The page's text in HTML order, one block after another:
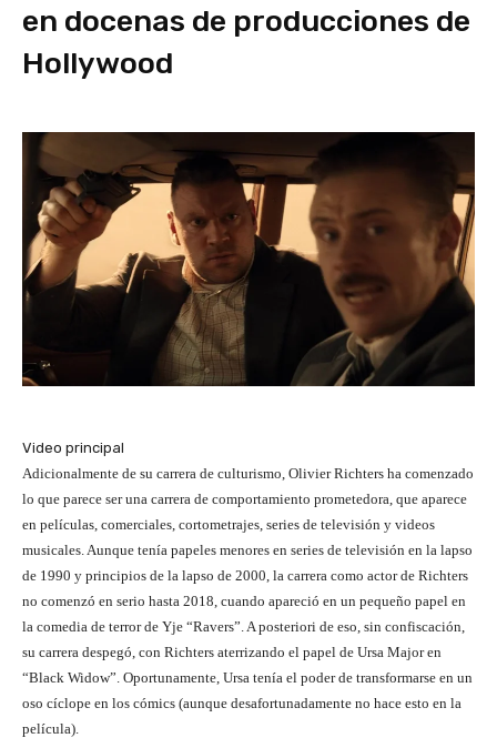
en docenas de producciones de
Hollywood
Video principal
Adicionalmente de su carrera de culturismo, Olivier Richters ha comenzado
lo que parece ser una carrera de comportamiento prometedora, que aparece
en películas, comerciales, cortometrajes, series de televisión y videos
musicales. Aunque tenía papeles menores en series de televisión en la lapso
de 1990 y principios de la lapso de 2000, la carrera como actor de Richters
no comenzó en serio hasta 2018, cuando apareció en un pequeño papel en
la comedia de terror de Yje “Ravers”. A posteriori de eso, sin confiscación,
su carrera despegó, con Richters aterrizando el papel de Ursa Major en
“Black Widow”. Oportunamente, Ursa tenía el poder de transformarse en un
oso cíclope en los cómics (aunque desafortunadamente no hace esto en la
película).